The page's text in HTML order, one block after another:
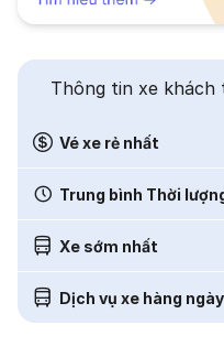
Thông tin xe khách
Vé xe rẻ nhất
Trung bình Thời
Xe sớm nhất
Dịch vụ xe hàng ngày